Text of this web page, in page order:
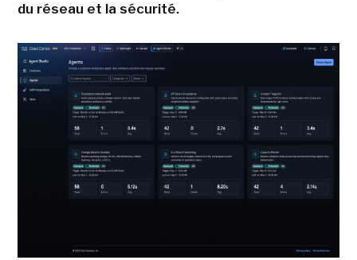
du réseau et la sécurité.